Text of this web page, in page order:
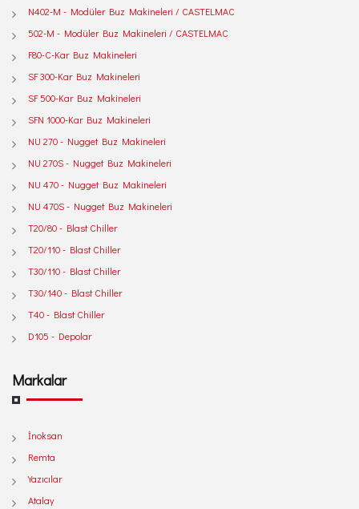
N402-M - Modüler Buz Makineleri / CASTELMAC
502-M - Modüler Buz Makineleri / CASTELMAC
F80-C-Kar Buz Makineleri
SF 300-Kar Buz Makineleri
SF 500-Kar Buz Makineleri
SFN 1000-Kar Buz Makineleri
NU 270 - Nugget Buz Makineleri
NU 270S - Nugget Buz Makineleri
NU 470 - Nugget Buz Makineleri
NU 470S - Nugget Buz Makineleri
T20/80 - Blast Chiller
T20/110 - Blast Chiller
T30/110 - Blast Chiller
T30/140 - Blast Chiller
T40 - Blast Chiller
D105 - Depolar
Markalar
İnoksan
Remta
Yazıcılar
Atalay